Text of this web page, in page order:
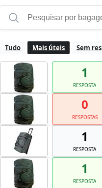
Tudo Mais úteis Sem
1
RESPOSTA
0
RESPOSTAS
1
RESPOSTA
1
RESPOSTA